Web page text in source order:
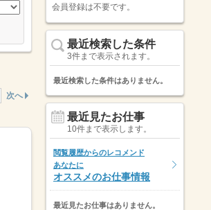
次へ
会員登録は不要です。
最近検索した条件
3件まで表示されます。
最近検索した条件はありません。
最近見たお仕事
10件まで表示します。
閲覧履歴からのレコメンド
あなたに
オススメのお仕事情報
最近見たお仕事はありません。